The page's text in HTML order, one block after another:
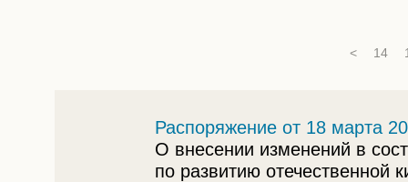
< 14
Распоряжение от 18 марта
О внесении изменений в
по развитию отечественной